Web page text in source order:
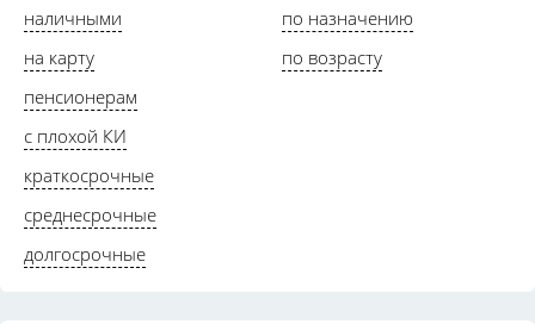
наличными
на карту
пенсионерам
с плохой КИ
краткосрочные
среднесрочные
долгосрочные
по назначению
по возрасту